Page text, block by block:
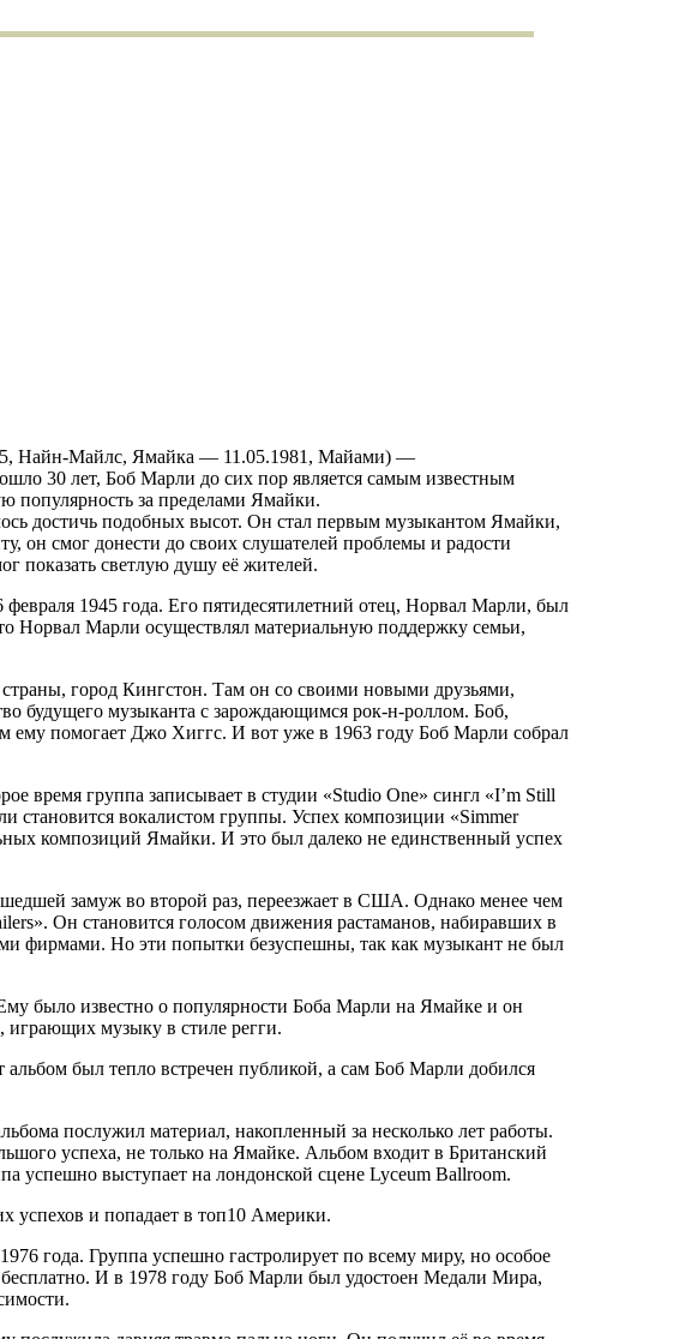
Найн-Майлс, Ямайка — 11.05.1981, Майами) —
30 лет, Боб Марли до сих пор является самым известным
популярность за пределами Ямайки.
достичь подобных высот. Он стал первым музыкантом Ямайки,
он смог донести до своих слушателей проблемы и радости
показать светлую душу её жителей.
1945 года. Его пятидесятилетний отец, Норвал Марли, был
Норвал Марли осуществлял материальную поддержку семьи,
город Кингстон. Там он со своими новыми друзьями,
будущего музыканта с зарождающимся рок-н-роллом. Боб,
ему помогает Джо Хиггс. И вот уже в 1963 году Боб Марли собрал
время группа записывает в студии «Studio One» сингл «I’m Still
становится вокалистом группы. Успех композиции «Simmer
композиций Ямайки. И это был далеко не единственный успех
замуж во второй раз, переезжает в США. Однако менее чем
Он становится голосом движения растаманов, набиравших в
фирмами. Но эти попытки безуспешны, так как музыкант не был
было известно о популярности Боба Марли на Ямайке и он
играющих музыку в стиле регги.
был тепло встречен публикой, а сам Боб Марли добился
послужил материал, накопленный за несколько лет работы.
успеха, не только на Ямайке. Альбом входит в Британский
успешно выступает на лондонской сцене Lyceum Ballroom.
успехов и попадает в топ10 Америки.
года. Группа успешно гастролирует по всему миру, но особое
бесплатно. И в 1978 году Боб Марли был удостоен Медали Мира,